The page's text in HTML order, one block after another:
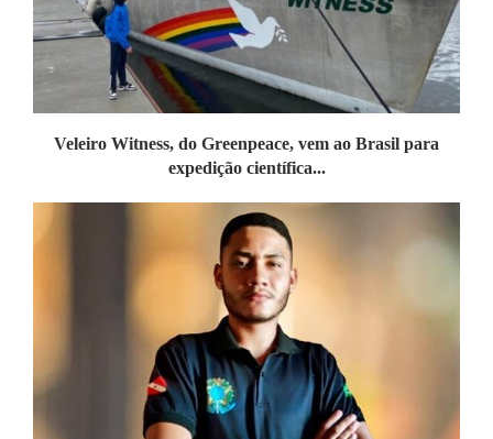
Veleiro Witness, do Greenpeace, vem ao Brasil para
expedição científica...